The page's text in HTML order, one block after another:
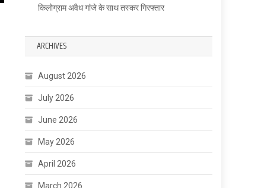
किलोग्राम अवैध गांजे के साथ तस्कर गिरफ्तार
ARCHIVES
August 2026
July 2026
June 2026
May 2026
April 2026
March 2026